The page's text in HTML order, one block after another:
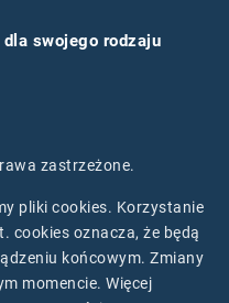
swojego rodzaju
zastrzeżone.
pliki cookies. Korzystanie
cookies oznacza, że będą
końcowym. Zmiany
momencie. Więcej